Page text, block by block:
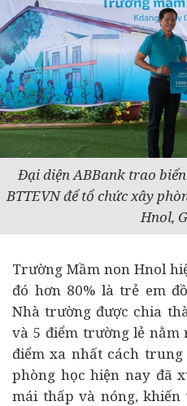
Đại diện ABBank trao
BTTEVN để tổ chức xây
Hnol,
Trường Mầm non Hnol
đó hơn 80% là trẻ em
Nhà trường được chia
và 5 điểm trường lẻ
điểm xa nhất cách
phòng học hiện nay đã
mái thấp và nóng,